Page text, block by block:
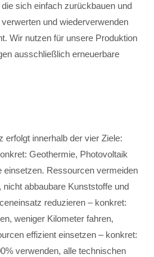
sich einfach zurückbauen und
und wiederverwenden
Wir nutzen für unsere Produktion
ausschließlich erneuerbare
erfolgt innerhalb der vier Ziele:
Geothermie, Photovoltaik
einsetzen. Ressourcen vermeiden
abbaubare Kunststoffe und
reduzieren – konkret:
weniger Kilometer fahren,
effizient einsetzen – konkret:
verwenden, alle technischen